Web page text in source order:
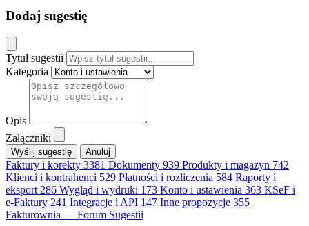
Dodaj sugestię
Tytuł sugestii
Kategoria
Opis
Załączniki
Anuluj
Faktury i korekty 3381 Dokumenty 939 Produkty i magazyn 742
Klienci i kontrahenci 529 Płatności i rozliczenia 584 Raporty i
eksport 286 Wygląd i wydruki 173 Konto i ustawienia 363 KSeF i
e-Faktury 241 Integracje i API 147 Inne propozycje 355
Fakturownia — Forum Sugestii